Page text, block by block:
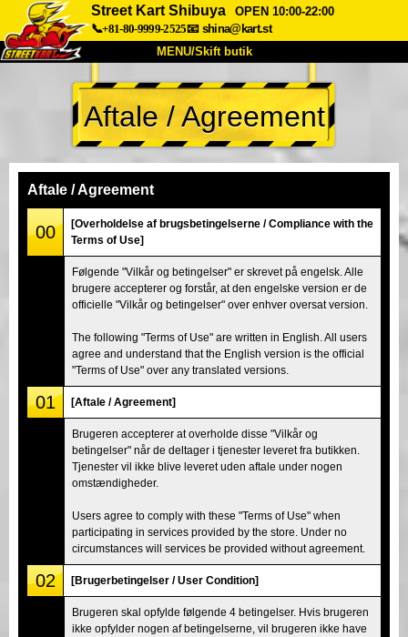
Street Kart Shibuya
OPEN 10:00-22:00
📞+81-80-9999-2525📧 shina@kart.st
MENU/Skift butik
TOP
Om Specifikationer Pris
Virksomhed
Tokyo Shinagawa
Tokyo Akihabara#2 Tokyo Shibuya
Tokyo Shibuya Annex Tokyo Bay
Tokyo Asakusa Osaka
Okinawa
Aftale / Agreement
Aftale / Agreement
00
[Overholdelse af brugsbetingelserne / Compliance with the
Terms of Use]
Følgende "Vilkår og betingelser" er skrevet på engelsk. Alle
brugere accepterer og forstår, at den engelske version er de
officielle "Vilkår og betingelser" over enhver oversat version.
The following "Terms of Use" are written in English. All users
agree and understand that the English version is the official
"Terms of Use" over any translated versions.
01 [Aftale / Agreement]
Brugeren accepterer at overholde disse "Vilkår og
betingelser" når de deltager i tjenester leveret fra butikken.
Tjenester vil ikke blive leveret uden aftale under nogen
omstændigheder.
Users agree to comply with these "Terms of Use" when
participating in services provided by the store. Under no
circumstances will services be provided without agreement.
02 [Brugerbetingelser / User Condition]
Brugeren skal opfylde følgende 4 betingelser. Hvis brugeren
ikke opfylder nogen af betingelserne, vil brugeren ikke have